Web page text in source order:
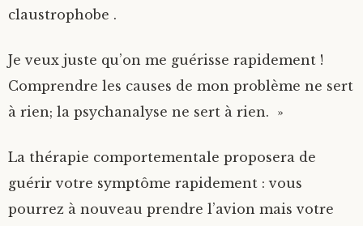
claustrophobe .
Je veux juste qu’on me guérisse rapidement !
Comprendre les causes de mon problème ne sert
à rien; la psychanalyse ne sert à rien. »
La thérapie comportementale proposera de
guérir votre symptôme rapidement : vous
pourrez à nouveau prendre l’avion mais votre